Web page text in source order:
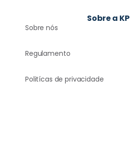
Sobre a KP
Sobre nós
Regulamento
Politícas de privacidade